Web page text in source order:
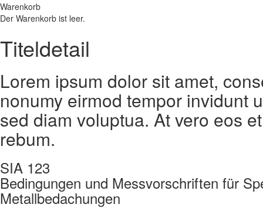
Warenkorb
Der Warenkorb ist leer.
Titeldetail
Lorem ipsum dolor sit amet,
nonumy eirmod tempor invidunt
sed diam voluptua. At vero eos
rebum.
SIA 123
Bedingungen und Messvorschriften für
Metallbedachungen